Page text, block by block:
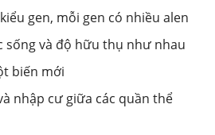
gen, mỗi gen có nhiều alen
sống và độ hữu thụ như nhau
biến mới
nhập cư giữa các quần thể